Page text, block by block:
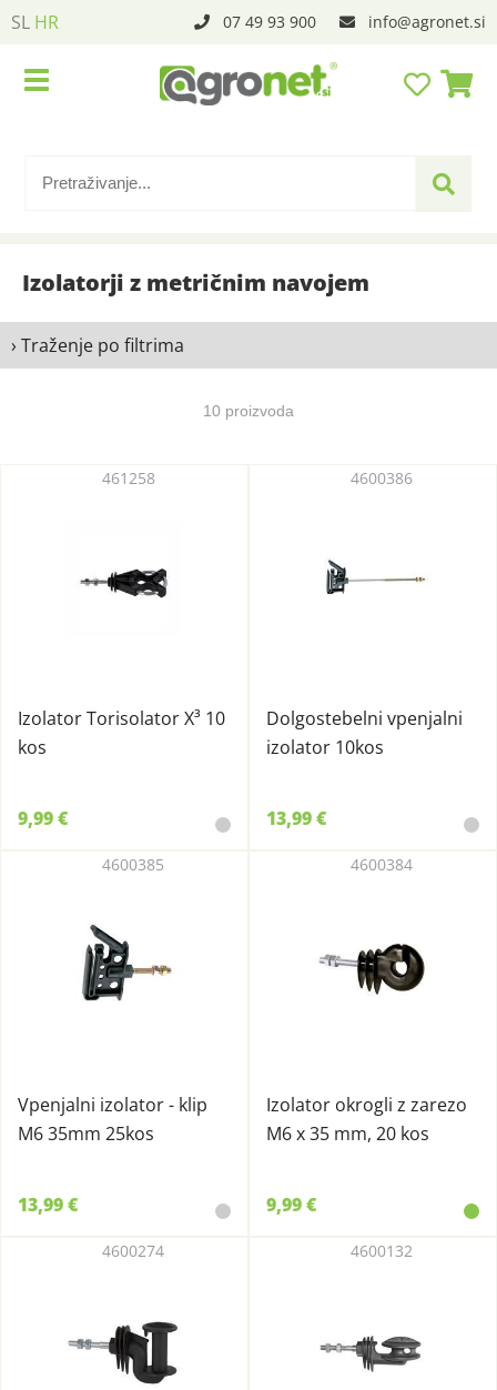
SL HR 07 49 93 900 info agronet.si
Izolatorji z metričnim navojem
› Traženje po filtrima
10 proizvoda
Izolator Torisolator X³ 10
kos
461258
9,99 €
Dolgostebelni vpenjalni
izolator 10kos
4600386
13,99 €
Vpenjalni izolator - klip
M6 35mm 25kos
4600385
13,99 €
Izolator okrogli z zarezo
M6 x 35 mm, 20 kos
4600384
9,99 €
4600274 4600132